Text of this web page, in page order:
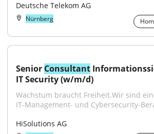
Deutsche Telekom AG
Nürnberg
Senior Consultant
IT Security (w/m/d)
Wachstum braucht Freiheit.Wir sind
IT-Management- und Cybersecurity-
HiSolutions AG